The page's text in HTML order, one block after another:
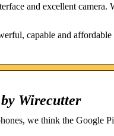
and excellent camera.
capable and
Wirecutter
we think the Google